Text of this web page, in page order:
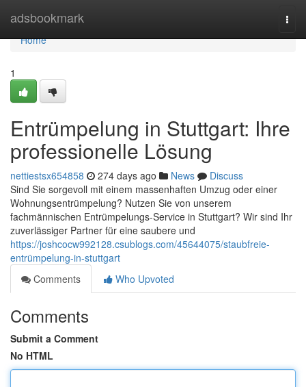
adsbookmark
Home
Home
1
Entrümpelung in Stuttgart: Ihre
professionelle Lösung
nettiestsx654858 274 days ago News
Discuss
Sind Sie sorgevoll mit einem massenhaften Umzug oder einer
Wohnungsentrümpelung? Nutzen Sie von unserem
fachmännischen Entrümpelungs-Service in Stuttgart? Wir sind Ihr
zuverlässiger Partner für eine saubere und
https://joshcocw992128.csublogs.com/45644075/staubfreie-
entrümpelung-in-stuttgart
Comments
Who Upvoted
Comments
Submit a Comment
No HTML